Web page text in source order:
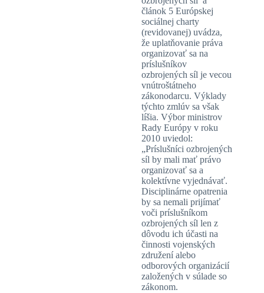
článok 5 Európskej
sociálnej charty
(revidovanej) uvádza,
že uplatňovanie práva
organizovať sa na
príslušníkov
ozbrojených síl je vecou
vnútroštátneho
zákonodarcu. Výklady
týchto zmlúv sa však
líšia. Výbor ministrov
Rady Európy v roku
2010 uviedol:
„Príslušníci ozbrojených
síl by mali mať právo
organizovať sa a
kolektívne vyjednávať.
Disciplinárne opatrenia
by sa nemali prijímať
voči príslušníkom
ozbrojených síl len z
dôvodu ich účasti na
činnosti vojenských
združení alebo
odborových organizácií
založených v súlade so
zákonom.